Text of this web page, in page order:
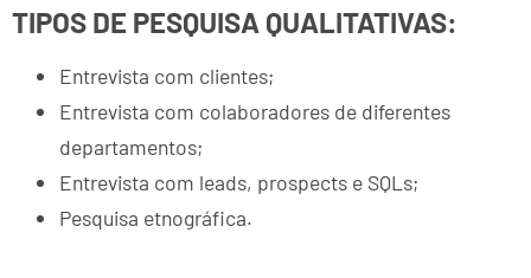
TIPOS DE PESQUISA QUALITATIVAS:
Entrevista com clientes;
Entrevista com colaboradores de diferentes
departamentos;
Entrevista com leads, prospects e SQLs;
Pesquisa etnográfica.